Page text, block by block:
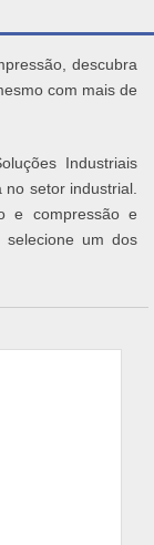
descubra
com mais de
Industriais
setor industrial.
e compressão e
selecione um dos